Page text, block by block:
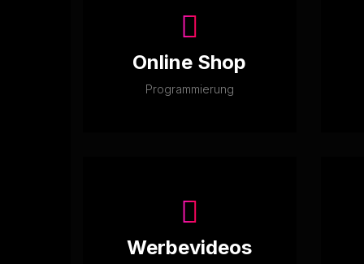
Online Shop
Programmierung
Werbevideos